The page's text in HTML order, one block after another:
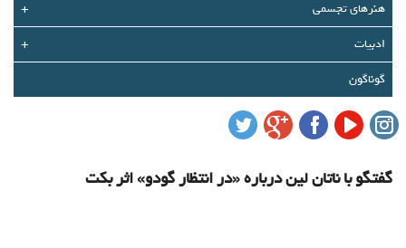
سبد خرید
ورود
عضویت
هنرهای تجسمی
+
ادبیات
+
گوناگون
گفتگو با ناتان لین درباره «در انتظار گودو» اثر بکت